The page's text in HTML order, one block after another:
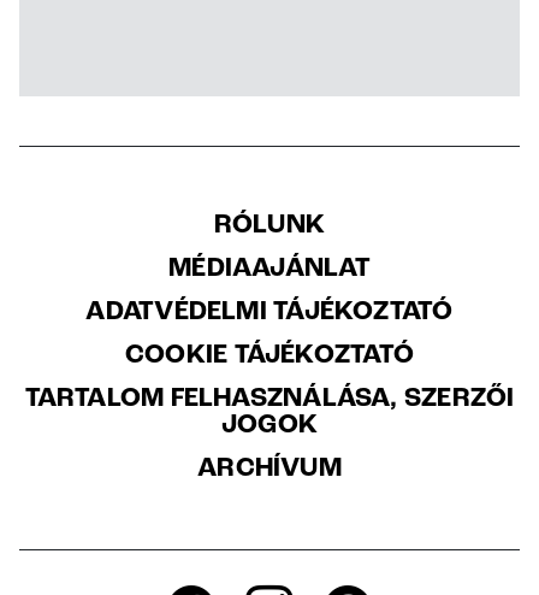
RÓLUNK
MÉDIAAJÁNLAT
ADATVÉDELMI TÁJÉKOZTATÓ
COOKIE TÁJÉKOZTATÓ
TARTALOM FELHASZNÁLÁSA, SZERZŐI
JOGOK
ARCHÍVUM